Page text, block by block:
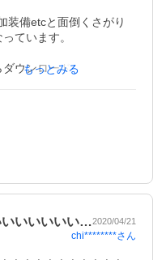
装備etcと面倒くさがり
ています。
ウンロードする必要が
のみ別途ダウンロード
もっとみる
いいいいいい…2020/04/21
chi********さん